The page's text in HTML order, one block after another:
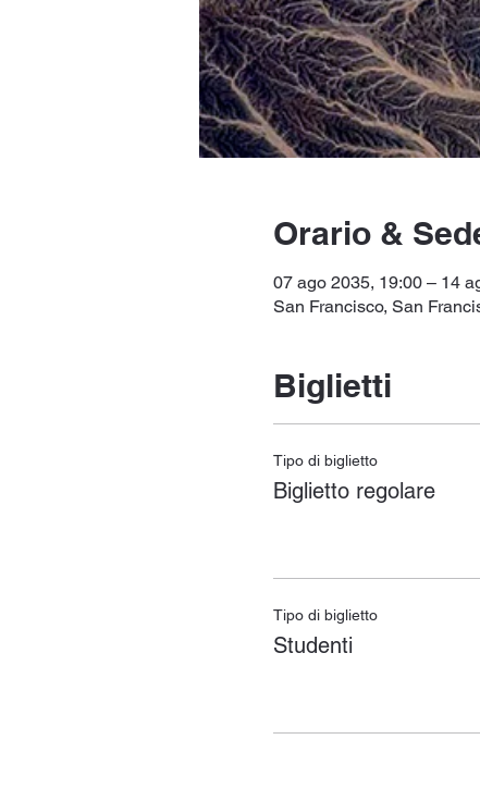
Orario &
07 ago 2035, 19:00 – 14
San Francisco, San
Biglietti
Tipo di biglietto
Biglietto regolare
Tipo di biglietto
Studenti